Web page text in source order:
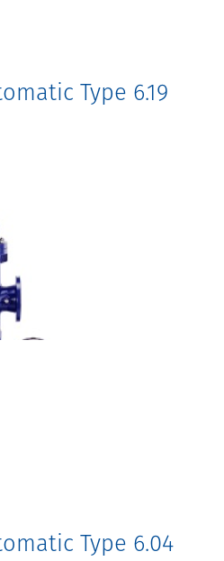
Type 6.19
Type 6.04